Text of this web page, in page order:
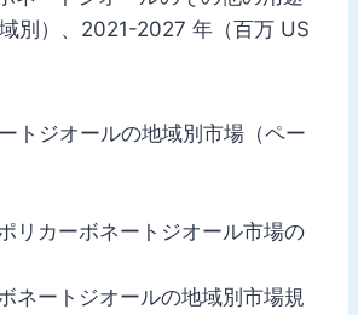
別）、2021-2027 年（百万 US
トジオールの地域別市場（ペー
リカーボネートジオール市場の
ネートジオールの地域別市場規